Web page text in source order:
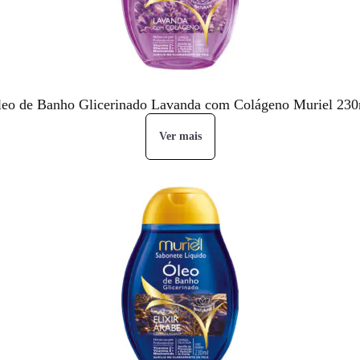
de Banho Glicerinado Lavanda com Colágeno Muriel
Ver mais